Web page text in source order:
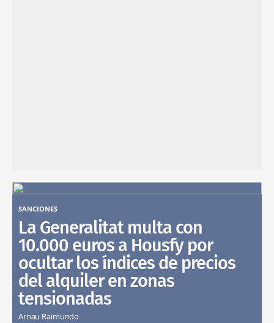
SANCIONES
La Generalitat multa con
10.000 euros a Housfy por
ocultar los índices de precios
del alquiler en zonas
tensionadas
Arnau Raimundo